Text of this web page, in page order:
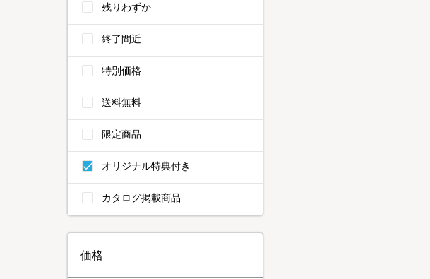
残りわずか
終了間近
特別価格
送料無料
限定商品
オリジナル特典付き
カタログ掲載商品
価格